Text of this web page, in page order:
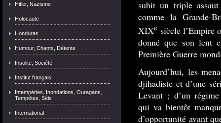
Hitler, Nazisme
Holocaute
Honduras
Humour, Chants, Détente
Insolite, Société
Institut français
Intempéries, Inondations, Ouragans,
Tempêtes, Séis
International
subit un triple
comme la Grande-
XIXe siècle l’Empire
donné que son lent
Première Guerre
Aujourd’hui, les
djihadiste et d’une
Levant ; d’un
qui va bientôt
d’opportunité avant